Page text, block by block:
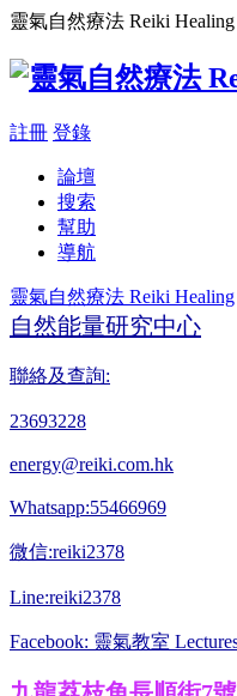
靈氣自然療法 Reiki Healing
註冊 登錄
論壇
搜索
幫助
導航
靈氣自然療法 Reiki Healing
自然能量研究中心
聯絡及查詢:
23693228
energy@reiki.com.hk
Whatsapp:55466969
微信:reiki2378
Line:reiki2378
Facebook: 靈氣教室